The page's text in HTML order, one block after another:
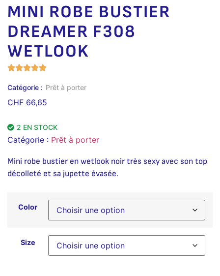
MINI ROBE BUSTIER
DREAMER F308
WETLOOK
Catégorie : Prêt à porter
CHF 66,65
2 EN STOCK
Catégorie : Prêt à porter
Mini robe bustier en wetlook noir très sexy avec son top
décolleté et sa jupette évasée.
Color
Size